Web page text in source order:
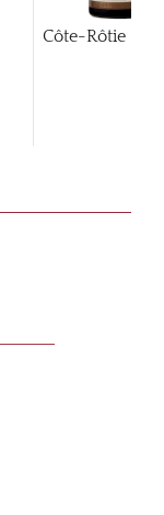
Côte-Rôtie